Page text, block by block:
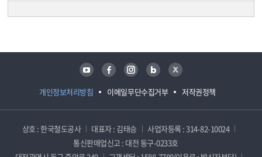
개인정보처리방침 이메일무단수집거부 저작권정책
유튜브 페이스북 인스타그램 블로그 트위터
상호 : 한국철도공사 대표자 : 김태승
사업자등록 : 314-82-10024
통신판매업신고 : 대전 동구-0233호